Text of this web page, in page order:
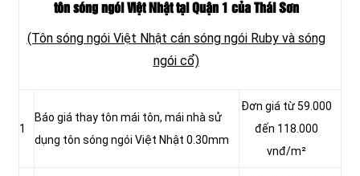
tôn sóng ngói Việt Nhật tại Quận 1 của Thái Sơn
(Tôn sóng ngói Việt Nhật cán sóng ngói Ruby và sóng
ngói cổ)
1
Báo giá thay tôn mái tôn, mái nhà sử
dụng tôn sóng ngói Việt Nhật 0.30mm
Đơn giá từ 59.000
đến 118.000
vnđ/m²